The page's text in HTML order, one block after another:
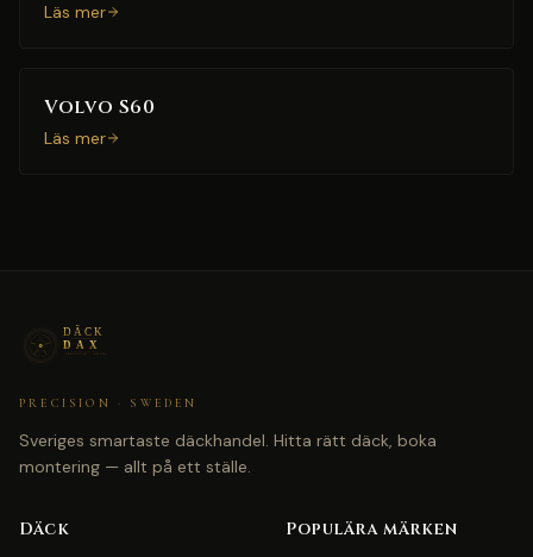
Läs mer
Volvo S60
Läs mer
PRECISION · SWEDEN
Sveriges smartaste däckhandel. Hitta rätt däck, boka
montering — allt på ett ställe.
Däck Populära märken